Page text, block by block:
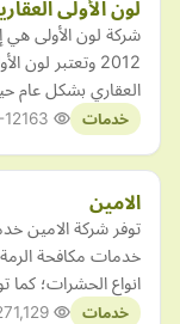
لون الأولى
شركة لون الأولى هي
2012 وتعتبر
العقاري بشكل عام
خدمات
الامين
توفر شركة الامين
خدمات مكافحة الرمة
انواع الحشرات؛ كما
خدمات